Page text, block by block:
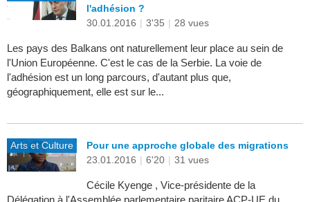
l'adhésion ?
30.01.2016 | 3'35 | 28 vues
Les pays des Balkans ont naturellement leur place au sein de
l'Union Européenne. C'est le cas de la Serbie. La voie de
l'adhésion est un long parcours, d'autant plus que,
géographiquement, elle est sur le...
Arts et Culture
Pour une approche globale des migrations
23.01.2016 | 6'20 | 31 vues
Cécile Kyenge , Vice-présidente de la
Délégation à l'Assemblée parlementaire paritaire ACP-UE du